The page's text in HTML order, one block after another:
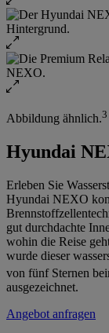
Abbildung ähnlich.3
Hyundai
Erleben Sie
Hyundai NEXO
gut durchdachte
wohin die Reise
wurde dieser
von fünf Sternen
ausgezeichnet.
Angebot anfragen